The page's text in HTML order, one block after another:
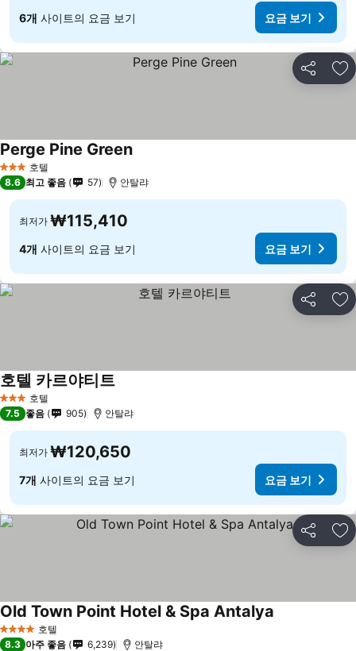
6개 사이트의 요금 보기 요금 보기
공유 즐
3 성급 호텔
Perge Pine Green
8.6 최고 좋음 57 안탈랴
최저가 ₩115,410
4개 사이트의 요금 보기 요금 보기
공유 즐
3 성급 호텔
호텔 카르야티트
7.5 좋음 905 안탈랴
최저가 ₩120,650
7개 사이트의 요금 보기 요금 보기
공유 즐
4 성급 호텔
Old Town Point Hotel & Spa Antalya
8.3 아주 좋음 6,239 안탈랴